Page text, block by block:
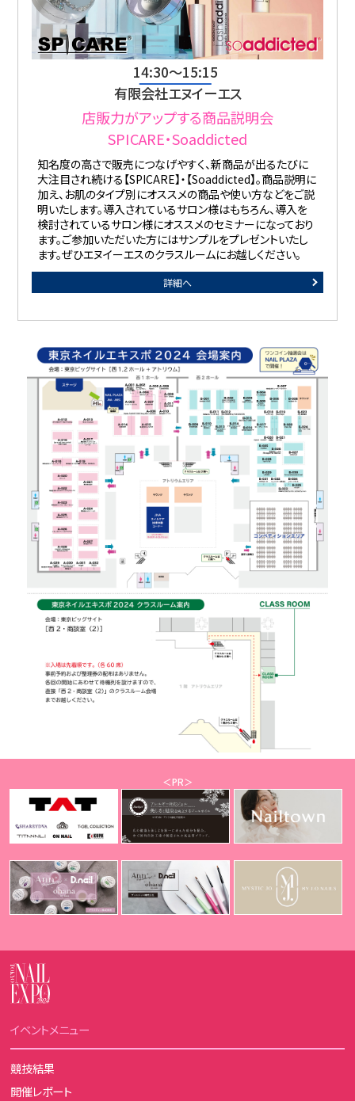
14:30〜15:15
有限会社エヌイーエス
店販力がアップする商品説明会
SPICARE・Soaddicted
知名度の高さで販売につなげやすく、新商品が出るたびに
大注目され続ける【SPICARE】・【Soaddicted】。商品説明に
加え、お肌のタイプ別にオススメの商品や使い方などをご説
明いたします。導入されているサロン様はもちろん、導入を
検討されているサロン様にオススメのセミナーになっており
ます。ご参加いただいた方にはサンプルをプレゼントいたし
ます。ぜひエヌイーエスのクラスルームにお越しください。
詳細へ
＜PR＞
イベントメニュー
競技結果
開催レポート